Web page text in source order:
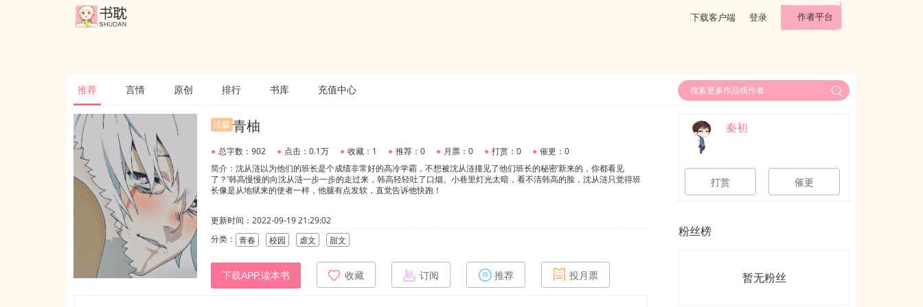
下载客户端 登录 作者平台
推荐 言情 原创 排行 书库 充值中心
连载 青柚
● 总字数：902 ● 点击：0.1万 ● 收藏：1 ● 推荐：0 ● 月票：0 ● 打赏：0 ● 催更：0
简介：沈从涟以为他们的班长是个成绩非常好的高冷学霸，不想被沈从涟撞见了他们班长的秘密‘新来的，你都看见
了？’韩高慢慢的向沈从涟一步一步的走过来，韩高轻轻吐了口烟。小巷里灯光太暗，看不清韩高的脸，沈从涟只觉得班
长像是从地狱来的使者一样，他腿有点发软，直觉告诉他快跑！
更新时间：2022-09-19 21:29:02
分类： 青春 校园 虐文 甜文
下载APP,读本书 收藏 订阅 推荐 投月票
秦初
打赏 催更
粉丝榜
暂无粉丝